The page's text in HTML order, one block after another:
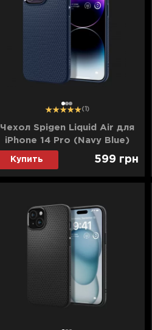
12 3 (1)
Чехол Spigen Liquid Air для
iPhone 14 Pro (Navy Blue)
Купить 599 грн